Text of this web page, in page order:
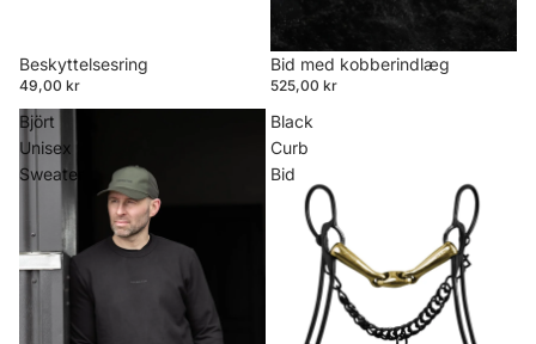
Beskyttelsesring
49,00 kr
Bid med kobberindlæg
525,00 kr
Björt
Unisex
Sweater
Black
Curb
Bid